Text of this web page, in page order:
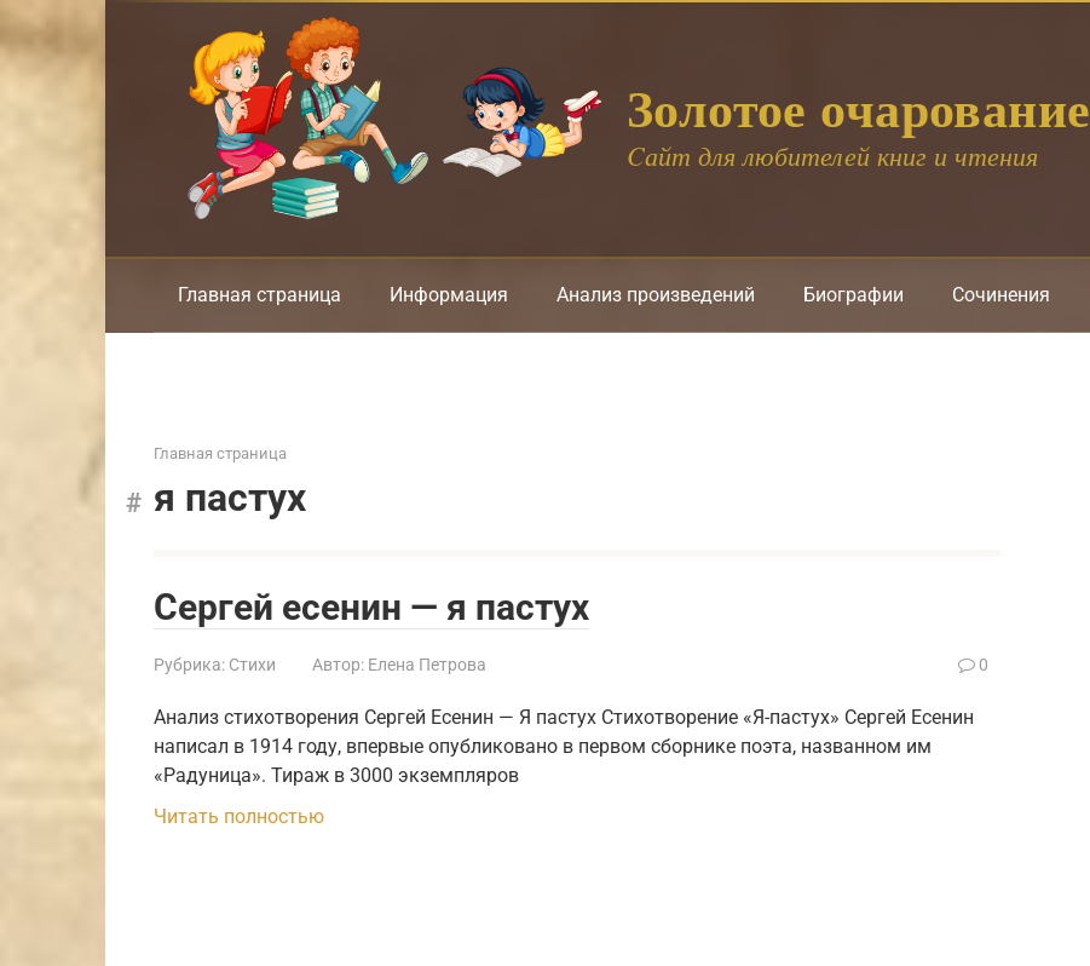
к
Золотое очарование
Cайт для любителей книг и чтения
Главная страница Информация Анализ произведений Биографии Сочинения
Главная страница
я пастух
Сергей есенин — я пастух
Рубрика: Стихи Автор: Елена Петрова 0
Анализ стихотворения Сергей Есенин — Я пастух Стихотворение «Я-пастух» Сергей Есенин
написал в 1914 году, впервые опубликовано в первом сборнике поэта, названном им
«Радуница». Тираж в 3000 экземпляров
Читать полностью